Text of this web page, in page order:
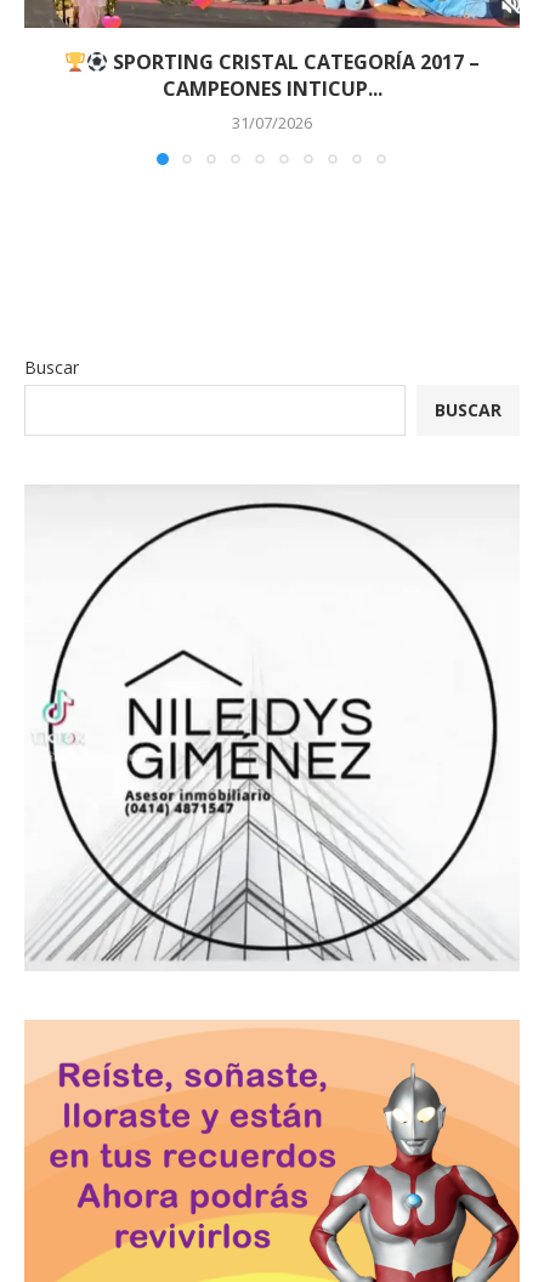
SPORTING CRISTAL CATEGORÍA 2017 –
CAMPEONES INTICUP...
31/07/2026
Buscar
BUSCAR